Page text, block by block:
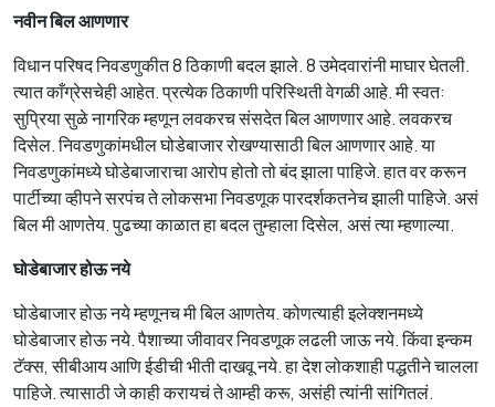
नवीन बिल आणणार
विधान परिषद निवडणुकीत 8 ठिकाणी बदल झाले. 8 उमेदवारांनी माघार घेतली.
त्यात काँग्रेसचेही आहेत. प्रत्येक ठिकाणी परिस्थिती वेगळी आहे. मी स्वत:
सुप्रिया सुळे नागरिक म्हणून लवकरच संसदेत बिल आणणार आहे. लवकरच
दिसेल. निवडणुकांमधील घोडेबाजार रोखण्यासाठी बिल आणणार आहे. या
निवडणुकांमध्ये घोडेबाजाराचा आरोप होतो तो बंद झाला पाहिजे. हात वर करून
पार्टीच्या व्हीपने सरपंच ते लोकसभा निवडणूक पारदर्शकतनेच झाली पाहिजे. असं
बिल मी आणतेय. पुढच्या काळात हा बदल तुम्हाला दिसेल, असं त्या म्हणाल्या.
घोडेबाजार होऊ नये
घोडेबाजार होऊ नये म्हणूनच मी बिल आणतेय. कोणत्याही इलेक्शनमध्ये
घोडेबाजार होऊ नये. पैशाच्या जीवावर निवडणूक लढली जाऊ नये. किंवा इन्कम
टॅक्स, सीबीआय आणि ईडीची भीती दाखवू नये. हा देश लोकशाही पद्धतीने चालला
पाहिजे. त्यासाठी जे काही करायचं ते आम्ही करू, असंही त्यांनी सांगितलं.